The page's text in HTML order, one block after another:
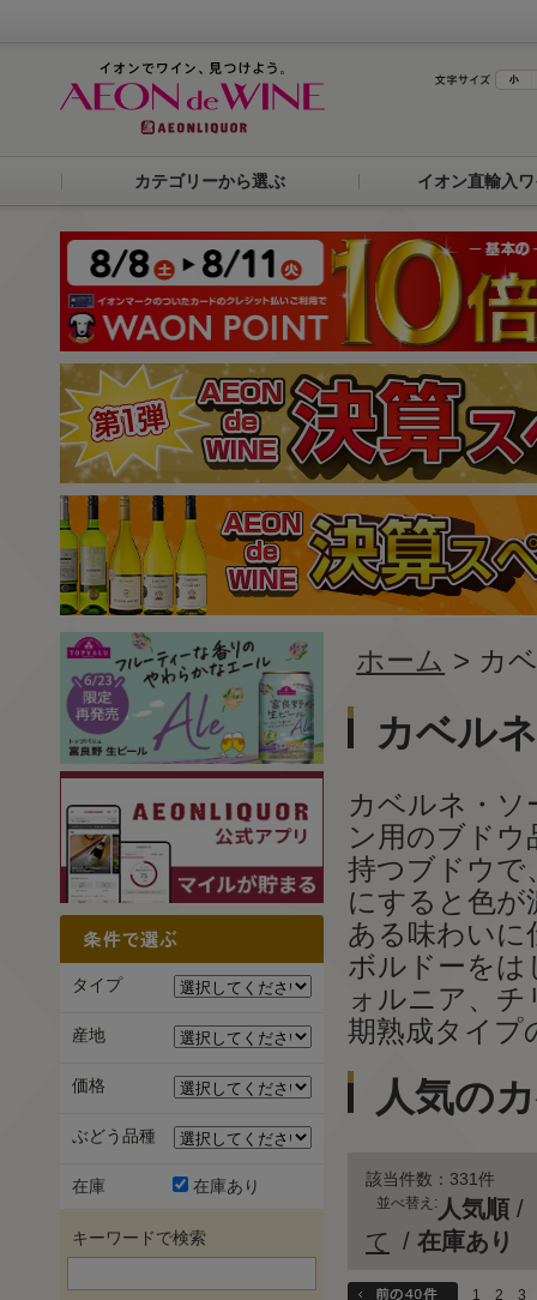
カテゴリーから選ぶ イオン直輸入
ホーム > カ
カベル
カベルネ・
ン用のブド
持つブドウで
にすると色が
ある味わいに
ボルドーをは
ォルニア、
期熟成タイプ
人気の
該当件数：331件
並べ替え: 人気順 /
て / 在庫あり
1 2 3
タイプ
産地
価格
ぶどう品種
在庫 在庫あり
キーワードで検索